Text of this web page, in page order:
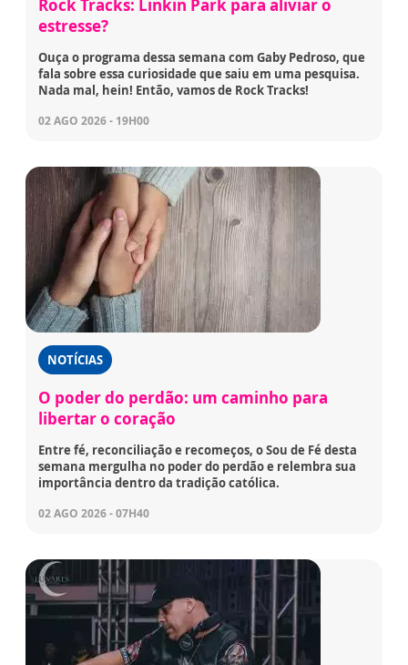
Rock Tracks: Linkin Park para aliviar o
estresse?
Ouça o programa dessa semana com Gaby Pedroso, que
fala sobre essa curiosidade que saiu em uma pesquisa.
Nada mal, hein! Então, vamos de Rock Tracks!
02 AGO 2026 - 19H00
NOTÍCIAS
O poder do perdão: um caminho para
libertar o coração
Entre fé, reconciliação e recomeços, o Sou de Fé desta
semana mergulha no poder do perdão e relembra sua
importância dentro da tradição católica.
02 AGO 2026 - 07H40